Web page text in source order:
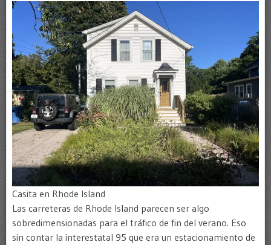
Casita en Rhode Island
Las carreteras de Rhode Island parecen ser algo
sobredimensionadas para el tráfico de fin del verano. Eso
sin contar la interestatal 95 que era un estacionamiento de